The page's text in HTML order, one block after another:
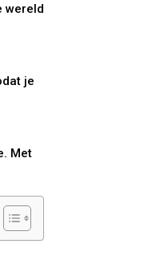
wereld
je
Met